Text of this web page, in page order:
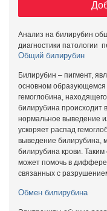
Анализ на билирубин
диагностики патологии
Общий билирубин
Билирубин – пигмент,
основном образующемся
гемоглобина,
билирубина происходит
нормальное выведение
ускоряет распад
выведение билирубина,
билирубина крови.
может помочь в
связанных с
Обмен билирубина